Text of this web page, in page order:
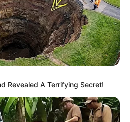
osporta alfinetesde
Revealed A Terrifying Secret!